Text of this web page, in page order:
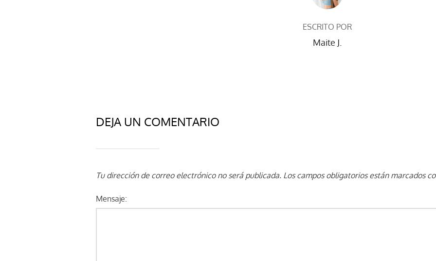
ESCRITO POR
Maite J.
DEJA UN COMENTARIO
Tu dirección de correo electrónico no será publicada. Los campos obligatorios están marcados
Mensaje: